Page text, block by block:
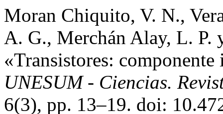
Moran Chiquito, V. N.,
A. G., Merchán Alay, L.
«Transistores:
UNESUM - Ciencias.
6(3), pp. 13–19. doi: